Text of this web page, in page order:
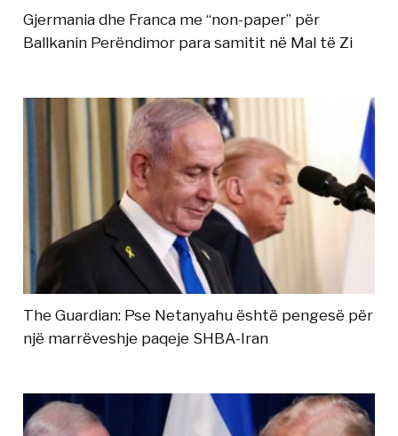
Gjermania dhe Franca me “non-paper” për
Ballkanin Perëndimor para samitit në Mal të Zi
The Guardian: Pse Netanyahu është pengesë për
një marrëveshje paqeje SHBA-Iran